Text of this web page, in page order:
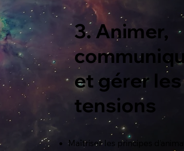
3. Animer,
et gérer les
tensions
Maîtriser les principes